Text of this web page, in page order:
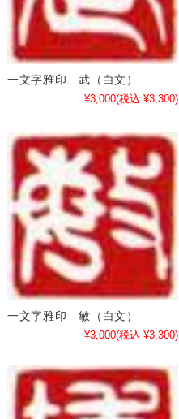
一文字雅印 武（白文）
¥3,000(税込 ¥3,300)
一文字雅印 敏（白文）
¥3,000(税込 ¥3,300)